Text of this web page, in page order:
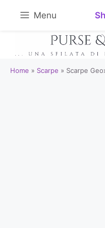
Menu
Home » Scarpe » Scarpe